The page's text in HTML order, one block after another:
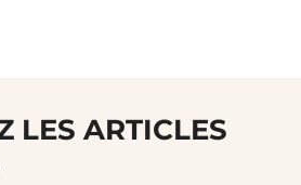
LES ARTICLES